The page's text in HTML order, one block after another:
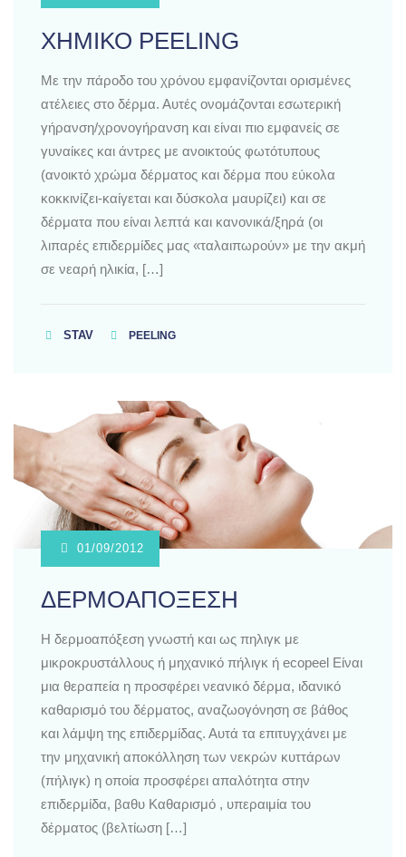
ΧΗΜΙΚΟ PEELING
Με την πάροδο του χρόνου εμφανίζονται ορισμένες
ατέλειες στο δέρμα. Αυτές ονομάζονται εσωτερική
γήρανση/χρονογήρανση και είναι πιο εμφανείς σε
γυναίκες και άντρες με ανοικτούς φωτότυπους
(ανοικτό χρώμα δέρματος και δέρμα που εύκολα
κοκκινίζει-καίγεται και δύσκολα μαυρίζει) και σε
δέρματα που είναι λεπτά και κανονικά/ξηρά (οι
λιπαρές επιδερμίδες μας «ταλαιπωρούν» με την ακμή
σε νεαρή ηλικία, […]
STAV PEELING
01/09/2012
ΔΕΡΜΟΑΠΟΞΕΣΗ
H δερμοαπόξεση γνωστή και ως πηλιγκ με
μικροκρυστάλλους ή μηχανικό πήλιγκ ή ecopeel Είναι
μια θεραπεία η προσφέρει νεανικό δέρμα, ιδανικό
καθαρισμό του δέρματος, αναζωογόνηση σε βάθος
και λάμψη της επιδερμίδας. Αυτά τα επιτυγχάνει με
την μηχανική αποκόλληση των νεκρών κυττάρων
(πήλιγκ) η οποία προσφέρει απαλότητα στην
επιδερμίδα, βαθυ Καθαρισμό , υπεραιμία του
δέρματος (βελτίωση […]